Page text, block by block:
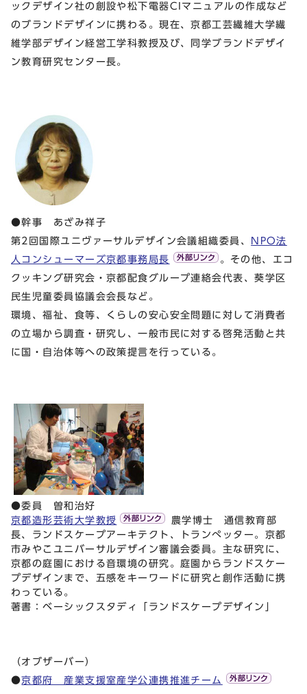
ックデザイン社の創設や松下電器CIマニュアルの作成など
のブランドデザインに携わる。現在、京都工芸繊維大学繊
維学部デザイン経営工学科教授及び、同学ブランドデザイ
ン教育研究センター長。
●幹事 あざみ祥子
第2回国際ユニヴァーサルデザイン会議組織委員、 NPO法
人コンシューマーズ京都事務局長
。その他、エコ
クッキング研究会・京都配食グループ連絡会代表、葵学区
民生児童委員協議会会長など。
環境、福祉、食等、くらしの安心安全問題に対して消費者
の立場から調査・研究し、一般市民に対する啓発活動と共
に国・自治体等への政策提言を行っている。
●委員 曽和治好
京都造形芸術大学教授
農学博士 通信教育部
長、ランドスケープアーキテクト、トランぺッター。京都
市みやこユニバーサルデザイン審議会委員。主な研究に、
京都の庭園における音環境の研究。庭園からランドスケー
プデザインまで、五感をキーワードに研究と創作活動に携
わっている。
著書：ベーシックスタディ「ランドスケープデザイン」
（オブザーバー）
●京都府 産業支援室産学公連携推進チーム